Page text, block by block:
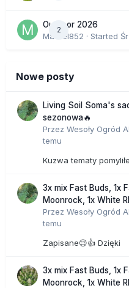
2
Outdoor 2026
Marcel852 · Started
Nowe posty
Living Soil Soma's
sezonowa🔥
Przez Wesoły Ogród
temu
Kuzwa tematy
3x mix Fast Buds, 1x
Moonrock, 1x White
Przez Wesoły Ogród
temu
Zapisane😉👍 Dzięki
3x mix Fast Buds, 1x
Moonrock, 1x White